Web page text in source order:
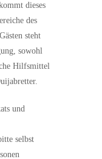
dieses
des
steht
sowohl
Hilfsmittel
und
selbst